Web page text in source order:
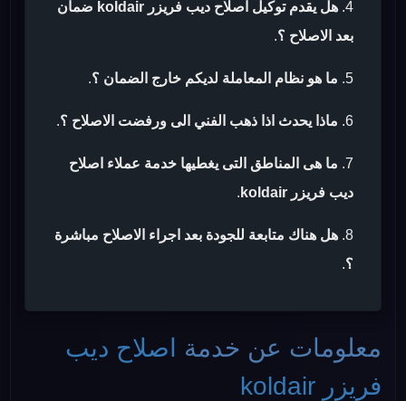
هل يقدم توكيل اصلاح ديب فريزر koldair ضمان
بعد الاصلاح ؟.
ما هو نظام المعاملة لديكم خارج الضمان ؟.
ماذا يحدث اذا ذهب الفني الى ورفضت الاصلاح ؟.
ما هى المناطق التى يغطيها خدمة عملاء اصلاح
ديب فريزر koldair
.
هل هناك متابعة للجودة بعد اجراء الاصلاح مباشرة
؟.
معلومات عن خدمة
اصلاح ديب
فريزر koldair